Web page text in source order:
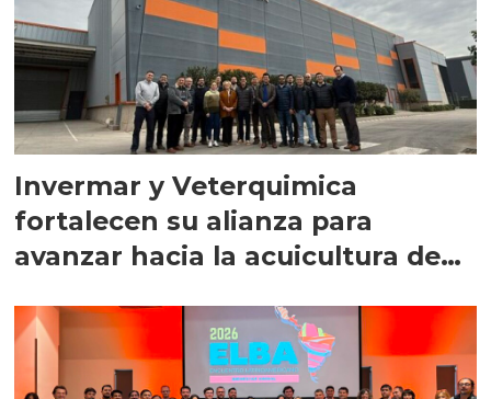
Invermar y Veterquimica
fortalecen su alianza para
avanzar hacia la acuicultura de